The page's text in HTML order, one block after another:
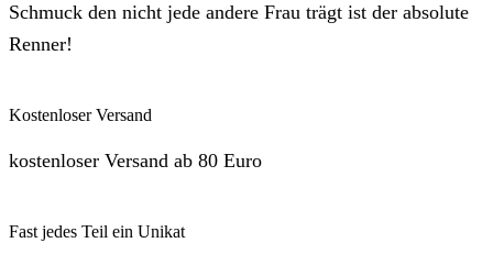
Schmuck den nicht jede andere Frau trägt ist der absolute
Renner!
Kostenloser Versand
kostenloser Versand ab 80 Euro
Fast jedes Teil ein Unikat